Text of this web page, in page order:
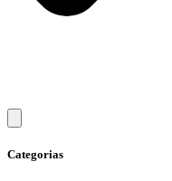
Categorias